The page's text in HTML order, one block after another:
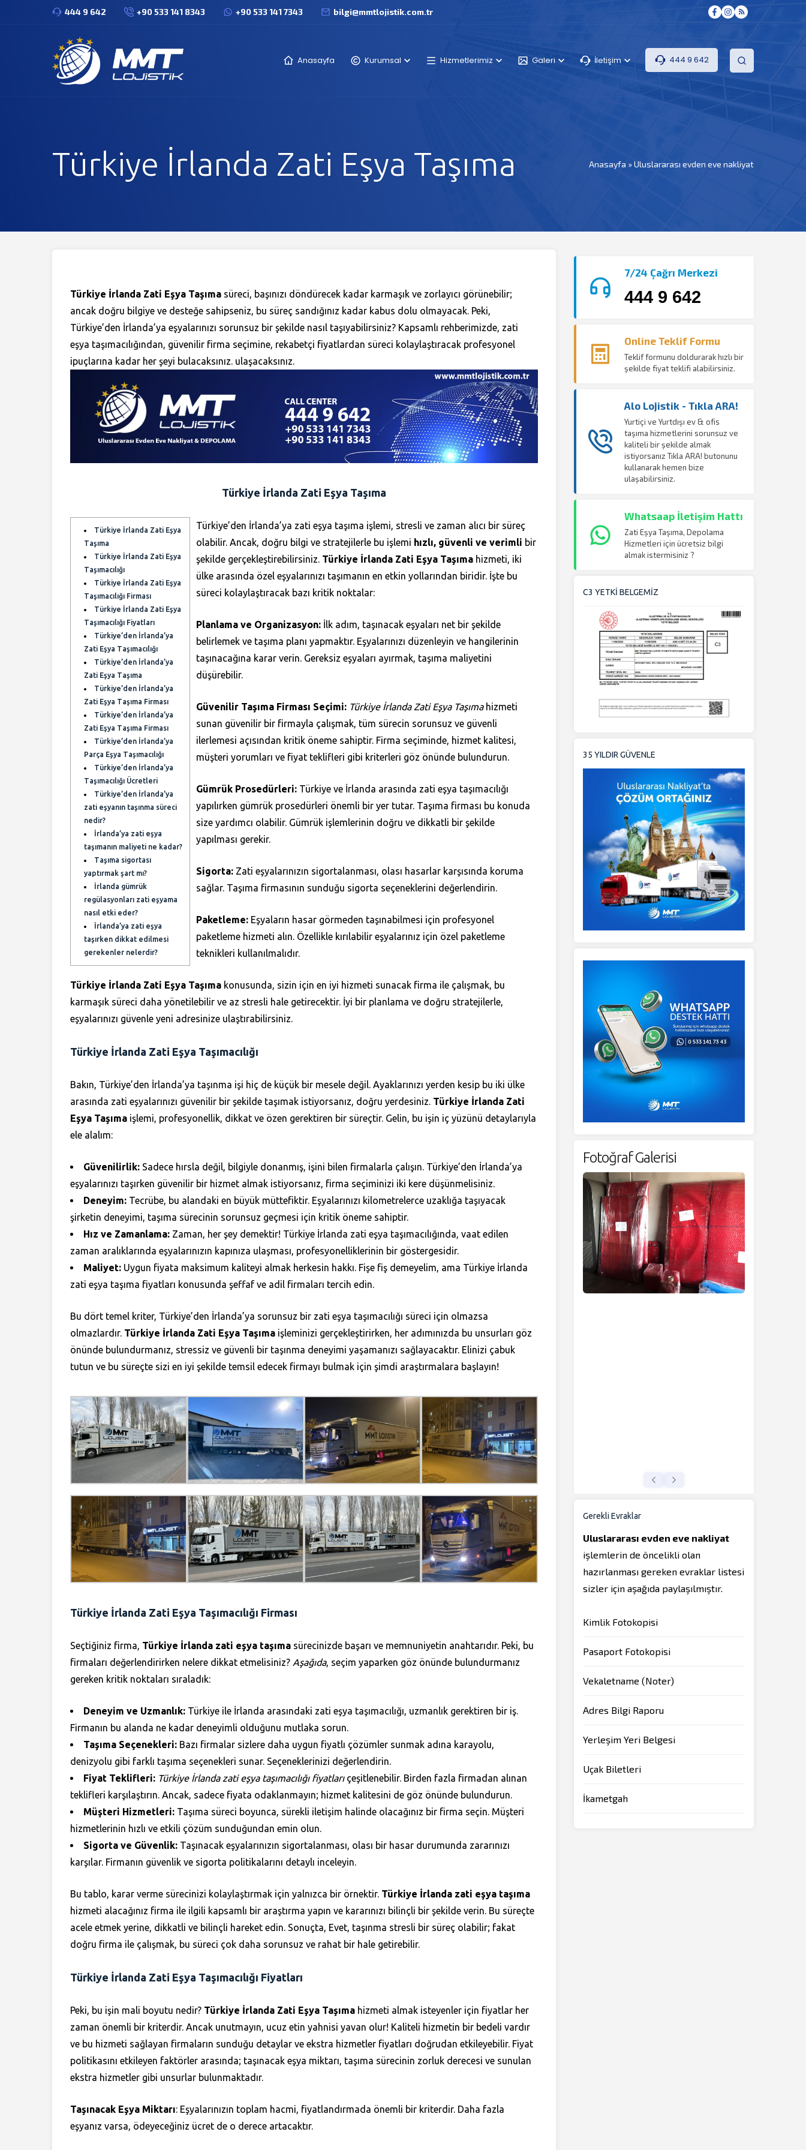
444 9 642 +90 533 141 8343 +90 533 141 7343 bilgi@mmtlojistik.com.tr
Anasayfa Kurumsal Hizmetlerimiz Galeri İletişim 444 9 642
Türkiye İrlanda Zati Eşya Taşıma Anasayfa »Uluslararası evden eve nakliyat
Türkiye İrlanda Zati Eşya Taşıma süreci, başınızı döndürecek kadar karmaşık ve zorlayıcı görünebilir;
ancak doğru bilgiye ve desteğe sahipseniz, bu süreç sandığınız kadar kabus dolu olmayacak. Peki,
Türkiye’den İrlanda’ya eşyalarınızı sorunsuz bir şekilde nasıl taşıyabilirsiniz? Kapsamlı rehberimizde, zati
eşya taşımacılığından, güvenilir firma seçimine, rekabetçi fiyatlardan süreci kolaylaştıracak profesyonel
ipuçlarına kadar her şeyi bulacaksınız. ulaşacaksınız.
Türkiye İrlanda Zati Eşya Taşıma
Türkiye İrlanda Zati Eşya
Taşıma
Türkiye İrlanda Zati Eşya
Taşımacılığı
Türkiye İrlanda Zati Eşya
Taşımacılığı Firması
Türkiye İrlanda Zati Eşya
Taşımacılığı Fiyatları
Türkiye’den İrlanda’ya
Zati Eşya Taşımacılığı
Türkiye’den İrlanda’ya
Zati Eşya Taşıma
Türkiye’den İrlanda’ya
Zati Eşya Taşıma Firması
Türkiye’den İrlanda’ya
Zati Eşya Taşıma Firması
Türkiye’den İrlanda’ya
Parça Eşya Taşımacılığı
Türkiye’den İrlanda’ya
Taşımacılığı Ücretleri
Türkiye’den İrlanda’ya
zati eşyanın taşınma süreci
nedir?
İrlanda’ya zati eşya
taşımanın maliyeti ne kadar?
Taşıma sigortası
yaptırmak şart mı?
İrlanda gümrük
regülasyonları zati eşyama
nasıl etki eder?
İrlanda’ya zati eşya
taşırken dikkat edilmesi
gerekenler nelerdir?
Türkiye’den İrlanda’ya zati eşya taşıma işlemi, stresli ve zaman alıcı bir süreç
olabilir. Ancak, doğru bilgi ve stratejilerle bu işlemi hızlı, güvenli ve verimli bir
şekilde gerçekleştirebilirsiniz. Türkiye İrlanda Zati Eşya Taşıma hizmeti, iki
ülke arasında özel eşyalarınızı taşımanın en etkin yollarından biridir. İşte bu
süreci kolaylaştıracak bazı kritik noktalar:
Planlama ve Organizasyon: İlk adım, taşınacak eşyaları net bir şekilde
belirlemek ve taşıma planı yapmaktır. Eşyalarınızı düzenleyin ve hangilerinin
taşınacağına karar verin. Gereksiz eşyaları ayırmak, taşıma maliyetini
düşürebilir.
Güvenilir Taşıma Firması Seçimi: Türkiye İrlanda Zati Eşya Taşımahizmeti
sunan güvenilir bir firmayla çalışmak, tüm sürecin sorunsuz ve güvenli
ilerlemesi açısından kritik öneme sahiptir. Firma seçiminde, hizmet kalitesi,
müşteri yorumları ve fiyat teklifleri gibi kriterleri göz önünde bulundurun.
Gümrük Prosedürleri: Türkiye ve İrlanda arasında zati eşya taşımacılığı
yapılırken gümrük prosedürleri önemli bir yer tutar. Taşıma firması bu konuda
size yardımcı olabilir. Gümrük işlemlerinin doğru ve dikkatli bir şekilde
yapılması gerekir.
Sigorta: Zati eşyalarınızın sigortalanması, olası hasarlar karşısında koruma
sağlar. Taşıma firmasının sunduğu sigorta seçeneklerini değerlendirin.
Paketleme: Eşyaların hasar görmeden taşınabilmesi için profesyonel
paketleme hizmeti alın. Özellikle kırılabilir eşyalarınız için özel paketleme
teknikleri kullanılmalıdır.
Türkiye İrlanda Zati Eşya Taşıma konusunda, sizin için en iyi hizmeti sunacak firma ile çalışmak, bu
karmaşık süreci daha yönetilebilir ve az stresli hale getirecektir. İyi bir planlama ve doğru stratejilerle,
eşyalarınızı güvenle yeni adresinize ulaştırabilirsiniz.
Türkiye İrlanda Zati Eşya Taşımacılığı
Bakın, Türkiye’den İrlanda’ya taşınma işi hiç de küçük bir mesele değil. Ayaklarınızı yerden kesip bu iki ülke
arasında zati eşyalarınızı güvenilir bir şekilde taşımak istiyorsanız, doğru yerdesiniz. Türkiye İrlanda Zati
Eşya Taşıma işlemi, profesyonellik, dikkat ve özen gerektiren bir süreçtir. Gelin, bu işin iç yüzünü detaylarıyla
ele alalım:
Güvenilirlik: Sadece hırsla değil, bilgiyle donanmış, işini bilen firmalarla çalışın. Türkiye’den İrlanda’ya
eşyalarınızı taşırken güvenilir bir hizmet almak istiyorsanız, firma seçiminizi iki kere düşünmelisiniz.
Deneyim: Tecrübe, bu alandaki en büyük müttefiktir. Eşyalarınızı kilometrelerce uzaklığa taşıyacak
şirketin deneyimi, taşıma sürecinin sorunsuz geçmesi için kritik öneme sahiptir.
Hız ve Zamanlama: Zaman, her şey demektir! Türkiye İrlanda zati eşya taşımacılığında, vaat edilen
zaman aralıklarında eşyalarınızın kapınıza ulaşması, profesyonelliklerinin bir göstergesidir.
Maliyet: Uygun fiyata maksimum kaliteyi almak herkesin hakkı. Fişe fiş demeyelim, ama Türkiye İrlanda
zati eşya taşıma fiyatları konusunda şeffaf ve adil firmaları tercih edin.
Bu dört temel kriter, Türkiye’den İrlanda’ya sorunsuz bir zati eşya taşımacılığı süreci için olmazsa
olmazlardır. Türkiye İrlanda Zati Eşya Taşıma işleminizi gerçekleştirirken, her adımınızda bu unsurları göz
önünde bulundurmanız, stressiz ve güvenli bir taşınma deneyimi yaşamanızı sağlayacaktır. Elinizi çabuk
tutun ve bu süreçte sizi en iyi şekilde temsil edecek firmayı bulmak için şimdi araştırmalara başlayın!
Türkiye İrlanda Zati Eşya Taşımacılığı Firması
Seçtiğiniz firma, Türkiye İrlanda zati eşya taşıma sürecinizde başarı ve memnuniyetin anahtarıdır. Peki, bu
firmaları değerlendirirken nelere dikkat etmelisiniz? Aşağıda, seçim yaparken göz önünde bulundurmanız
gereken kritik noktaları sıraladık:
Deneyim ve Uzmanlık: Türkiye ile İrlanda arasındaki zati eşya taşımacılığı, uzmanlık gerektiren bir iş.
Firmanın bu alanda ne kadar deneyimli olduğunu mutlaka sorun.
Taşıma Seçenekleri: Bazı firmalar sizlere daha uygun fiyatlı çözümler sunmak adına karayolu,
denizyolu gibi farklı taşıma seçenekleri sunar. Seçeneklerinizi değerlendirin.
Fiyat Teklifleri: Türkiye İrlanda zati eşya taşımacılığı fiyatlarıçeşitlenebilir. Birden fazla firmadan alınan
teklifleri karşılaştırın. Ancak, sadece fiyata odaklanmayın; hizmet kalitesini de göz önünde bulundurun.
Müşteri Hizmetleri: Taşıma süreci boyunca, sürekli iletişim halinde olacağınız bir firma seçin. Müşteri
hizmetlerinin hızlı ve etkili çözüm sunduğundan emin olun.
Sigorta ve Güvenlik: Taşınacak eşyalarınızın sigortalanması, olası bir hasar durumunda zararınızı
karşılar. Firmanın güvenlik ve sigorta politikalarını detaylı inceleyin.
Bu tablo, karar verme sürecinizi kolaylaştırmak için yalnızca bir örnektir. Türkiye İrlanda zati eşya taşıma
hizmeti alacağınız firma ile ilgili kapsamlı bir araştırma yapın ve kararınızı bilinçli bir şekilde verin. Bu süreçte
acele etmek yerine, dikkatli ve bilinçli hareket edin. Sonuçta, Evet, taşınma stresli bir süreç olabilir; fakat
doğru firma ile çalışmak, bu süreci çok daha sorunsuz ve rahat bir hale getirebilir.
Türkiye İrlanda Zati Eşya Taşımacılığı Fiyatları
Peki, bu işin mali boyutu nedir? Türkiye İrlanda Zati Eşya Taşıma hizmeti almak isteyenler için fiyatlar her
zaman önemli bir kriterdir. Ancak unutmayın, ucuz etin yahnisi yavan olur! Kaliteli hizmetin bir bedeli vardır
ve bu hizmeti sağlayan firmaların sunduğu detaylar ve ekstra hizmetler fiyatları doğrudan etkileyebilir. Fiyat
politikasını etkileyen faktörler arasında; taşınacak eşya miktarı, taşıma sürecinin zorluk derecesi ve sunulan
ekstra hizmetler gibi unsurlar bulunmaktadır.
Taşınacak Eşya Miktarı: Eşyalarınızın toplam hacmi, fiyatlandırmada önemli bir kriterdir. Daha fazla
eşyanız varsa, ödeyeceğiniz ücret de o derece artacaktır.
7/24 Çağrı Merkezi
444 9 642
Online Teklif Formu
Teklif formunu doldurarak hızlı bir
şekilde fiyat teklifi alabilirsiniz.
Alo Lojistik - Tıkla ARA!
Yurtiçi ve Yurtdışı ev & ofis
taşıma hizmetlerini sorunsuz ve
kaliteli bir şekilde almak
istiyorsanız Tıkla ARA! butonunu
kullanarak hemen bize
ulaşabilirsiniz.
Whatsaap İletişim Hattı
Zati Eşya Taşıma, Depolama
Hizmetleri için ücretsiz bilgi
almak istermisiniz ?
C3 YETKİ BELGEMİZ
35 YILDIR GÜVENLE
Fotoğraf Galerisi
Gerekli Evraklar
Uluslararası evden eve nakliyat
işlemlerin de öncelikli olan
hazırlanması gereken evraklar listesi
sizler için aşağıda paylaşılmıştır.
Kimlik Fotokopisi
Pasaport Fotokopisi
Vekaletname (Noter)
Adres Bilgi Raporu
Yerleşim Yeri Belgesi
Uçak Biletleri
İkametgah